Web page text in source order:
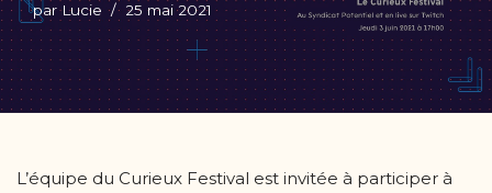
parLucie 25 mai 2021
L’équipe du Curieux Festival est invitée à participer à